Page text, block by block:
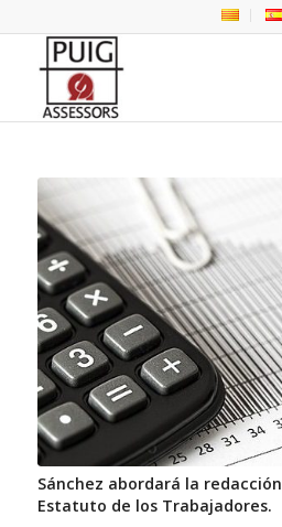
Sánchez abordará la
Estatuto de los Trabajadores.